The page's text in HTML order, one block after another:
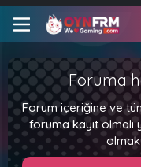
Foruma
Forum içeriğine ve
foruma kayıt olmalı